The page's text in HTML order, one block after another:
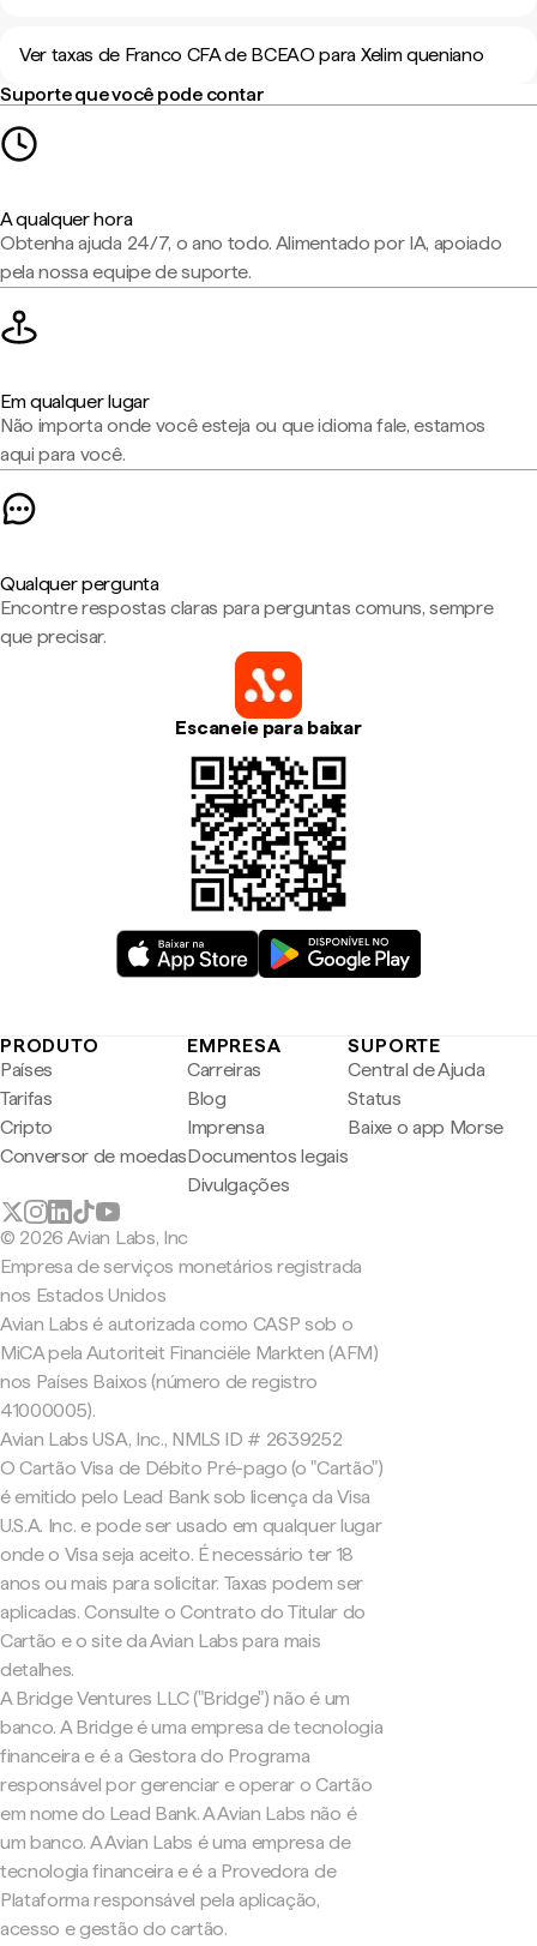
Ver taxas de Franco CFA de BCEAO para Xelim queniano
Suporte que você pode contar
A qualquer hora
Obtenha ajuda 24/7, o ano todo. Alimentado por IA, apoiado
pela nossa equipe de suporte.
Em qualquer lugar
Não importa onde você esteja ou que idioma fale, estamos
aqui para você.
Qualquer pergunta
Encontre respostas claras para perguntas comuns, sempre
que precisar.
Escaneie para baixar
PRODUTO
Países
Tarifas
Cripto
Conversor de moedas
EMPRESA
Carreiras
Blog
Imprensa
Documentos legais
Divulgações
SUPORTE
Central de Ajuda
Status
Baixe o app Morse
© 2026 Avian Labs, Inc
Empresa de serviços monetários registrada
nos Estados Unidos
Avian Labs é autorizada como CASP sob o
MiCA pela Autoriteit Financiële Markten (AFM)
nos Países Baixos (número de registro
41000005).
Avian Labs USA, Inc., NMLS ID # 2639252
O Cartão Visa de Débito Pré-pago (o "Cartão")
é emitido pelo Lead Bank sob licença da Visa
U.S.A. Inc. e pode ser usado em qualquer lugar
onde o Visa seja aceito. É necessário ter 18
anos ou mais para solicitar. Taxas podem ser
aplicadas. Consulte o Contrato do Titular do
Cartão e o site da Avian Labs para mais
detalhes.
A Bridge Ventures LLC ("Bridge") não é um
banco. A Bridge é uma empresa de tecnologia
financeira e é a Gestora do Programa
responsável por gerenciar e operar o Cartão
em nome do Lead Bank. A Avian Labs não é
um banco. A Avian Labs é uma empresa de
tecnologia financeira e é a Provedora de
Plataforma responsável pela aplicação,
acesso e gestão do cartão.